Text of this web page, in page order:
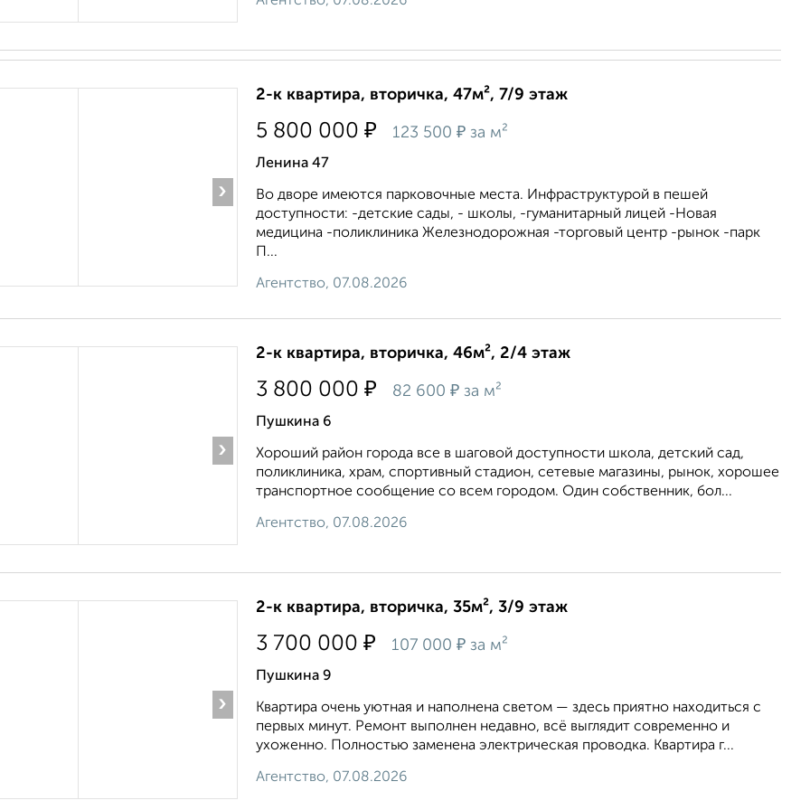
›
2-к квартира, вторичка, 47м², 7/9 этаж
5 800 000 ₽ 123 500 ₽ за м²
Ленина 47
Во дворе имеются парковочные места. Инфраструктурой в пешей
доступности: -детские сады, - школы, -гуманитарный лицей -Новая
медицина -поликлиника Железнодорожная -торговый центр -рынок -парк
П...
Агентство, 07.08.2026
›
2-к квартира, вторичка, 46м², 2/4 этаж
3 800 000 ₽ 82 600 ₽ за м²
Пушкина 6
Хороший район города все в шаговой доступности школа, детский сад,
поликлиника, храм, спортивный стадион, сетевые магазины, рынок, хорошее
транспортное сообщение со всем городом. Один собственник, бол...
Агентство, 07.08.2026
›
2-к квартира, вторичка, 35м², 3/9 этаж
3 700 000 ₽ 107 000 ₽ за м²
Пушкина 9
Квартира очень уютная и наполнена светом — здесь приятно находиться с
первых минут. Ремонт выполнен недавно, всё выглядит современно и
ухоженно. Полностью заменена электрическая проводка. Квартира г...
Агентство, 07.08.2026